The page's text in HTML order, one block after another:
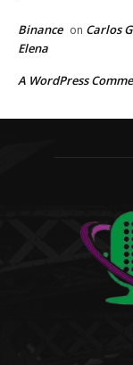
Binance on Carlos
Elena
A WordPress